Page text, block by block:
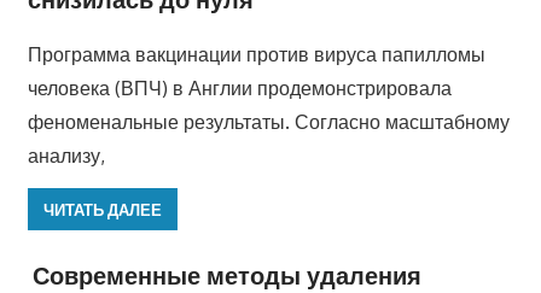
Программа вакцинации против вируса папилломы
человека (ВПЧ) в Англии продемонстрировала
феноменальные результаты. Согласно масштабному
анализу,
ЧИТАТЬ ДАЛЕЕ
Современные методы удаления